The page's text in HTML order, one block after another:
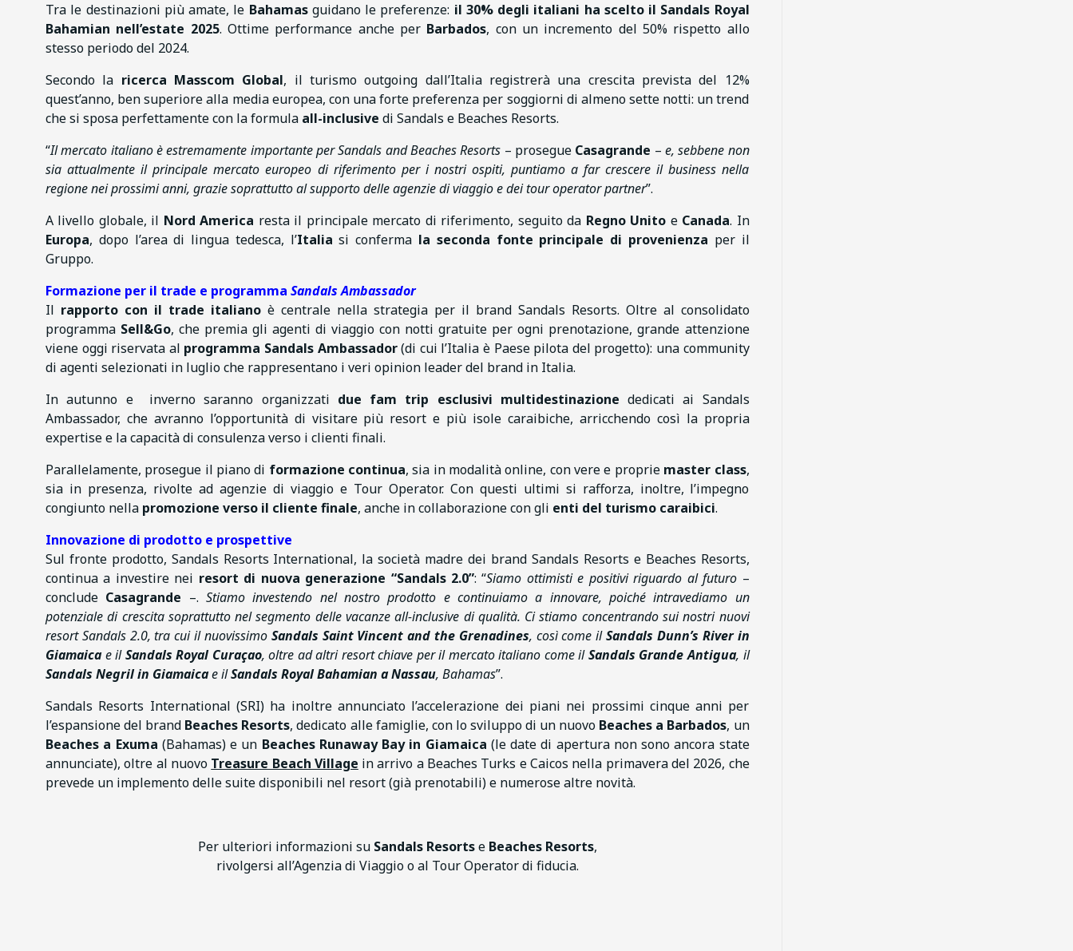
Tra le destinazioni più amate, le Bahamasguidano le preferenze: il 30% degli italiani ha scelto il Sandals Royal
Bahamian nell’estate 2025. Ottime performance anche per Barbados, con un incremento del 50% rispetto allo
stesso periodo del 2024.
Secondo la ricerca Masscom Global, il turismo outgoing dall’Italia registrerà una crescita prevista del 12%
quest’anno, ben superiore alla media europea, con una forte preferenza per soggiorni di almeno sette notti: un trend
che si sposa perfettamente con la formula all-inclusive di Sandals e Beaches Resorts.
“Il mercato italiano è estremamente importante per Sandals and Beaches Resorts – prosegueCasagrande – e, sebbene non
sia attualmente il principale mercato europeo di riferimento per i nostri ospiti, puntiamo a far crescere il business nella
regione nei prossimi anni, grazie soprattutto al supporto delle agenzie di viaggio e dei tour operator partner”.
A livello globale, il Nord America resta il principale mercato di riferimento, seguito da Regno Unito e Canada. In
Europa, dopo l’area di lingua tedesca, l’Italiasi conferma la seconda fonte principale di provenienza per il
Gruppo.
Formazione per il trade e programma Sandals Ambassador
Il rapporto con il trade italianoè centrale nella strategia per il brand Sandals Resorts. Oltre al consolidato
programma Sell&Go, che premia gli agenti di viaggio con notti gratuite per ogni prenotazione, grande attenzione
viene oggi riservata al programma Sandals Ambassador(di cui l’Italia è Paese pilota del progetto): una community
di agenti selezionati in luglio che rappresentano i veri opinion leader del brand in Italia.
In autunno e inverno saranno organizzati due fam trip esclusivi multidestinazione dedicati ai Sandals
Ambassador, che avranno l’opportunità di visitare più resort e più isole caraibiche, arricchendo così la propria
expertise e la capacità di consulenza verso i clienti finali.
Parallelamente, prosegue il piano di formazione continua, sia in modalità online, con vere e proprie master class,
sia in presenza, rivolte ad agenzie di viaggio e Tour Operator. Con questi ultimi si rafforza, inoltre, l’impegno
congiunto nella promozione verso il cliente finale, anche in collaborazione con gli enti del turismo caraibici.
Innovazione di prodotto e prospettive
Sul fronte prodotto, Sandals Resorts International, la società madre dei brand Sandals Resorts e Beaches Resorts,
continua a investire nei resort di nuova generazione “Sandals 2.0”: “Siamo ottimisti e positivi riguardo al futuro –
conclude Casagrande –. Stiamo investendo nel nostro prodotto e continuiamo a innovare, poiché intravediamo un
potenziale di crescita soprattutto nel segmento delle vacanze all-inclusive di qualità. Ci stiamo concentrando sui nostri nuovi
resort Sandals 2.0, tra cui il nuovissimo Sandals Saint Vincent and the Grenadines, così come ilSandals Dunn’s River in
Giamaicae ilSandals Royal Curaçao, oltre ad altri resort chiave per il mercato italiano come ilSandals Grande Antigua, il
Sandals Negril in Giamaicae ilSandals Royal Bahamian a Nassau, Bahamas”.
Sandals Resorts International (SRI) ha inoltre annunciato l’accelerazione dei piani nei prossimi cinque anni per
l’espansione del brand Beaches Resorts, dedicato alle famiglie, con lo sviluppo di un nuovo Beaches a Barbados, un
Beaches a Exuma (Bahamas) e un Beaches Runaway Bay in Giamaica (le date di apertura non sono ancora state
annunciate), oltre al nuovo Treasure Beach Village in arrivo a Beaches Turks e Caicos nella primavera del 2026, che
prevede un implemento delle suite disponibili nel resort (già prenotabili) e numerose altre novità.
Per ulteriori informazioni su Sandals ResortseBeaches Resorts,
rivolgersi all’Agenzia di Viaggio o al Tour Operator di fiducia.